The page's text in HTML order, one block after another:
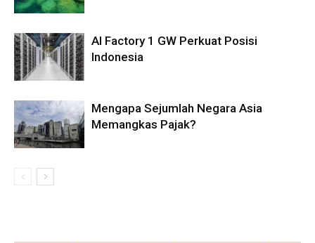
AI Factory 1 GW Perkuat Posisi
Indonesia
Mengapa Sejumlah Negara Asia
Memangkas Pajak?